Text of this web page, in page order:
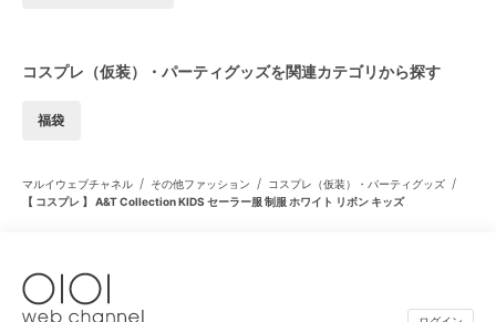
コスプレ（仮装）・パーティグッズを関連カテゴリから探す
福袋
マルイウェブチャネル / その他ファッション / コスプレ（仮装）・パーティグッズ /
【 コスプレ 】 A&T Collection KIDS セーラー服 制服 ホワイト リボン キッズ